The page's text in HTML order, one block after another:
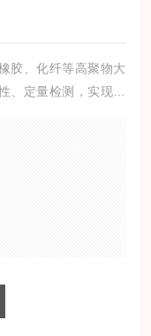
胶、化纤等高聚物大
、定量检测，实现对